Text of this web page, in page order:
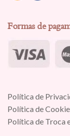
Formas de
Política de
Política de
Política de Troca